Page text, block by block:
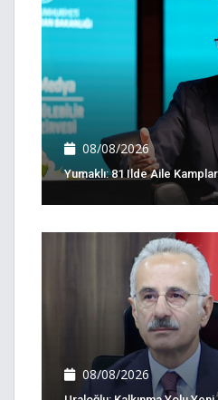
08/08/2026
Yumaklı: 81 Ilde Aile
08/08/2026